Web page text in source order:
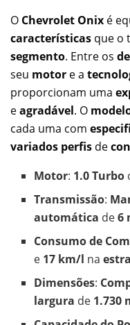
O Chevrolet Onix é
características que o
segmento. Entre os
seu motor e a
proporcionam uma
eagradável. O
cada uma com
variados perfis de
Motor: 1.0 Turbo
Transmissão:
automática de6
Consumo de
e 17 km/l na
Dimensões:
largura de 1.730